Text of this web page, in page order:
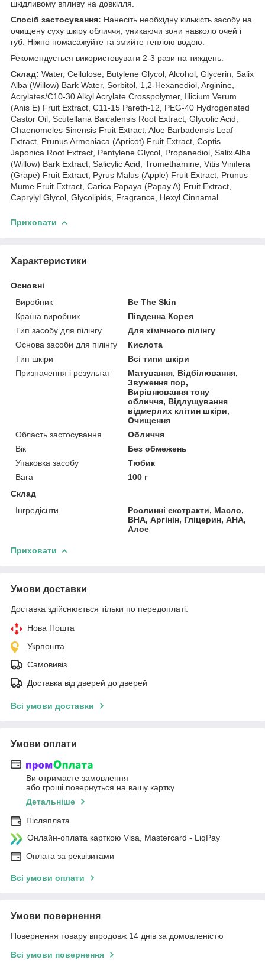
шкідливому впливу на довкілля.
Спосіб застосування: Нанесіть необхідну кількість засобу на
очищену суху шкіру обличчя, уникаючи зони навколо очей і
губ. Ніжно помасажуйте та змийте теплою водою.
Рекомендується використовувати 2-3 рази на тиждень.
Склад: Water, Cellulose, Butylene Glycol, Alcohol, Glycerin, Salix
Alba (Willow) Bark Water, Sorbitol, 1,2-Hexanediol, Arginine,
Acrylates/​C10-30 Alkyl Acrylate Crosspolymer, Illicium Verum
(Anis E) Fruit Extract, C11-15 Pareth-12, PEG-40 Hydrogenated
Castor Oil, Scutellaria Baicalensis Root Extract, Glycolic Acid,
Chaenomeles Sinensis Fruit Extract, Aloe Barbadensis Leaf
Extract, Prunus Armeniaca (Apricot) Fruit Extract, Coptis
Japonica Root Extract, Pentylene Glycol, Propanediol, Salix Alba
(Willow) Bark Extract, Salicylic Acid, Tromethamine, Vitis Vinifera
(Grape) Fruit Extract, Pyrus Malus (Apple) Fruit Extract, Prunus
Mume Fruit Extract, Carica Papaya (Papay A) Fruit Extract,
Caprylyl Glycol, Glycolipids, Fragrance, Hexyl Cinnamal
Приховати
Характеристики
Основні
Виробник
Be The Skin
Країна виробник
Південна Корея
Тип засобу для пілінгу
Для хімічного пілінгу
Основа засоби для пілінгу
Кислота
Тип шкіри
Всі типи шкіри
Призначення і результат
Матування, Відбілювання,
Звуження пор,
Вирівнювання тону
обличчя, Відлущування
відмерлих клітин шкіри,
Очищення
Область застосування
Обличчя
Вік
Без обмежень
Упаковка засобу
Тюбик
Вага
100 г
Склад
Інгредієнти
Рослинні екстракти, Масло,
BHA, Аргінін, Гліцерин, AHA,
Aлое
Приховати
Умови доставки
Доставка здійснюється тільки по передоплаті.
Нова Пошта
Укрпошта
Самовивіз
Доставка від дверей до дверей
Всі умови доставки
Умови оплати
Ви отримаєте замовлення
або гроші повернуться на вашу картку
Детальніше
Післяплата
Онлайн-оплата карткою Visa, Mastercard - LiqPay
Оплата за реквізитами
Всі умови оплати
Умови повернення
Повернення товару впродовж 14 днів за домовленістю
Всі умови повернення